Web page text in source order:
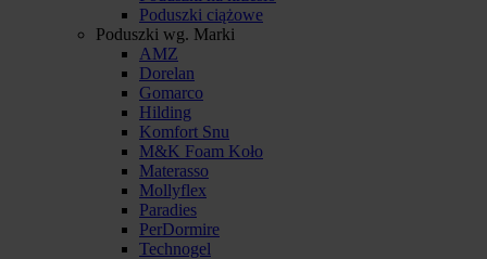
Poduszki ciążowe
Poduszki wg. Marki
AMZ
Dorelan
Gomarco
Hilding
Komfort Snu
M&K Foam Koło
Materasso
Mollyflex
Paradies
PerDormire
Technogel